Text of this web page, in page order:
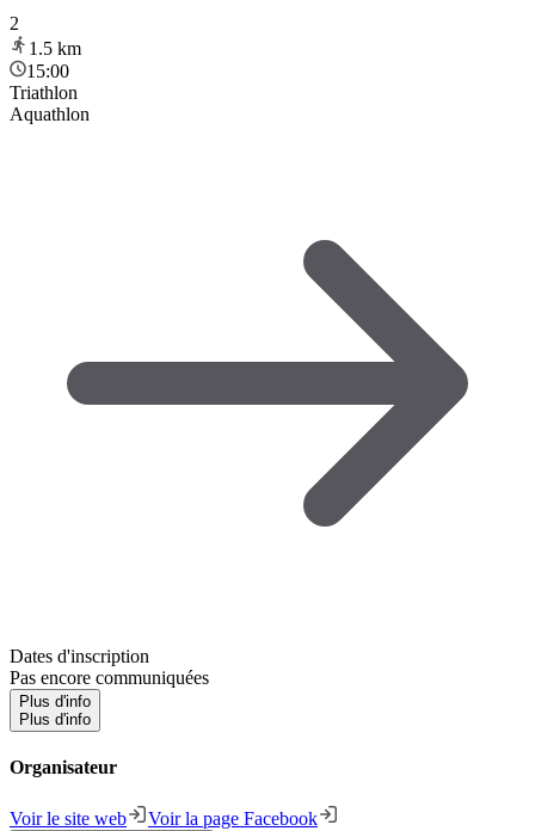
2
1.5 km
15:00
Triathlon
Aquathlon
Dates d'inscription
Pas encore communiquées
Plus d'info
Plus d'info
Organisateur
Voir le site web Voir la page Facebook